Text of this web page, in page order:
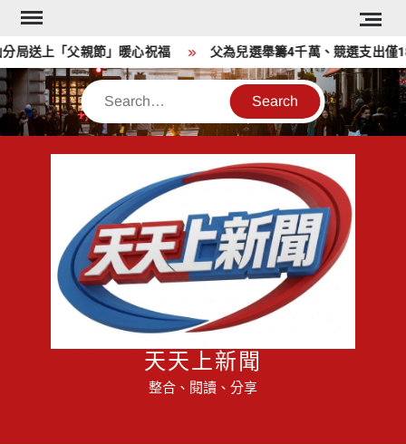
Skip
content
「父親節」暖心祝福 父為兒選舉籌4千萬、競選支出僅1810萬
Search
天天上新聞
整合、閱讀、分享